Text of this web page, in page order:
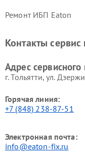
Ремонт ИБП Eaton
Контакты сервис
Адрес
г. Тольятти, ул.
Горячая линия:
+7 (848) 238-87-51
Электронная почта:
info@eaton-fix.ru